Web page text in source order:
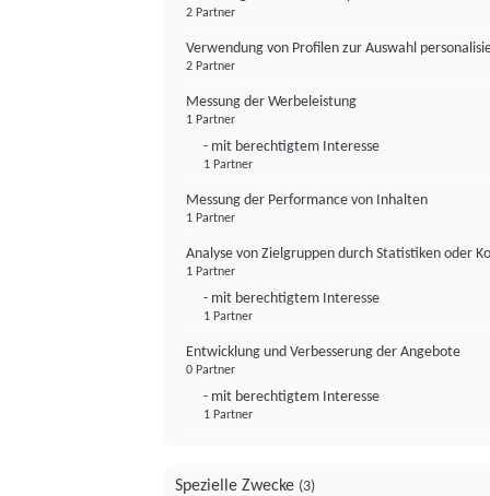
2 Partner
Verwendung von Profilen zur Auswahl
2 Partner
Messung der Werbeleistung
1 Partner
- mit berechtigtem Interesse
1 Partner
Messung der Performance von Inhalten
1 Partner
Analyse von Zielgruppen durch Statistiken oder
1 Partner
- mit berechtigtem Interesse
1 Partner
Entwicklung und Verbesserung der Angebote
0 Partner
- mit berechtigtem Interesse
1 Partner
Spezielle Zwecke (3)